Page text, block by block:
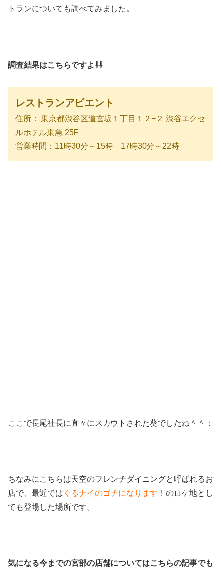
トランについても調べてみました。
調査結果はこちらですよ⇩⇩
レストランアビエント
住所： 東京都渋谷区道玄坂１丁目１２−２ 渋谷エクセ
ルホテル東急 25F
営業時間：11時30分～15時 17時30分～22時
ここで長尾社長に直々にスカウトされた葵でしたね＾＾；
ちなみにこちらは天空のフレンチダイニングと呼ばれるお
店で、最近では ぐるナイのゴチになります！ のロケ地とし
ても登場した場所です。
気になる今までの宮部の店舗についてはこちらの記事でも